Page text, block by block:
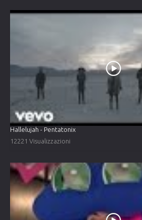
Hallelujah - Pentatonix
12221 Visualizzazioni